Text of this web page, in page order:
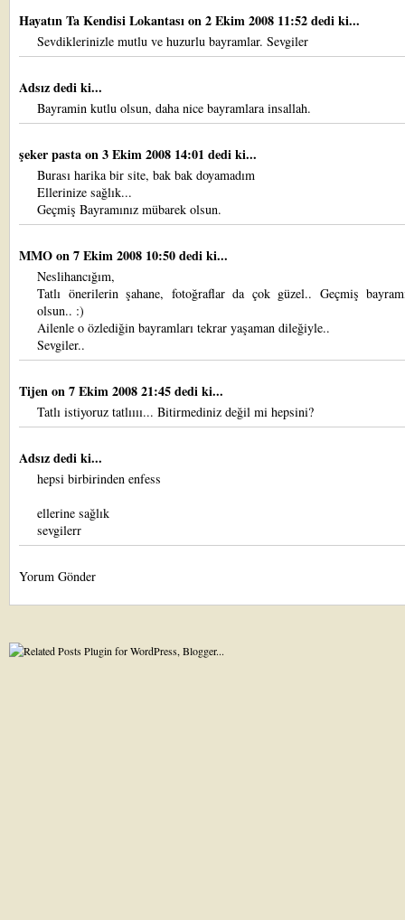
Hayatın Ta Kendisi Lokantasıon 2 Ekim 2008 11:52 dedi ki...
Sevdiklerinizle mutlu ve huzurlu bayramlar. Sevgiler
Adsız dedi ki...
Bayramin kutlu olsun, daha nice bayramlara insallah.
şeker pastaon 3 Ekim 2008 14:01 dedi ki...
Burası harika bir site, bak bak doyamadım
Ellerinize sağlık...
Geçmiş Bayramınız mübarek olsun.
MMOon 7 Ekim 2008 10:50 dedi ki...
Neslihancığım,
Tatlı önerilerin şahane, fotoğraflar da çok güzel.. Geçmiş
olsun.. :)
Ailenle o özlediğin bayramları tekrar yaşaman dileğiyle..
Sevgiler..
Tijenon 7 Ekim 2008 21:45 dedi ki...
Tatlı istiyoruz tatlıııı... Bitirmediniz değil mi hepsini?
Adsız dedi ki...
hepsi birbirinden enfess
ellerine sağlık
sevgilerr
Yorum Gönder